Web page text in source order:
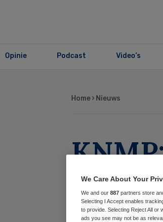
Opinie Podcast Video’s
Home › Nieuws
op
We Care About Your
We and our 887 partners store
Selecting I Accept enables
to provide. Selecting Reject All or
ads you see may not be as